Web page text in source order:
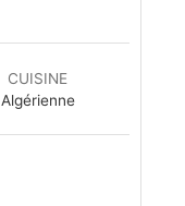
CUISINE
Algérienne